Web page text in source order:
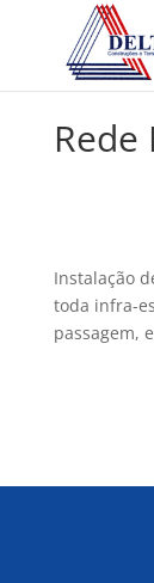
Instalação
toda infra-
passagem,